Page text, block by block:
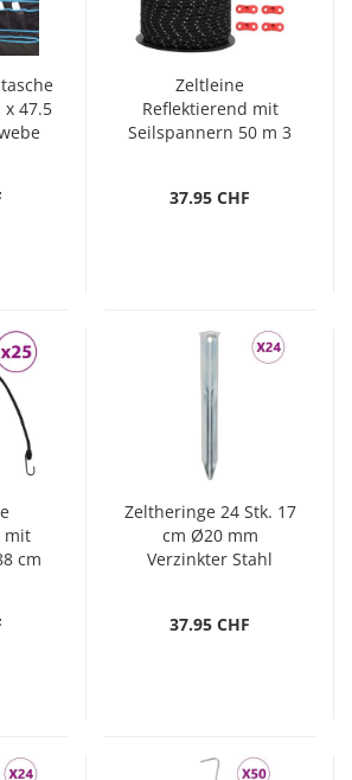
47.5
Zeltleine
Reflektierend mit
Seilspannern 50 m 3
37.95 CHF
mit
cm
Zeltheringe 24 Stk. 17
cm Ø20 mm
Verzinkter Stahl
37.95 CHF